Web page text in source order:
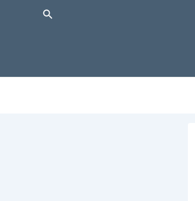
Rechercher